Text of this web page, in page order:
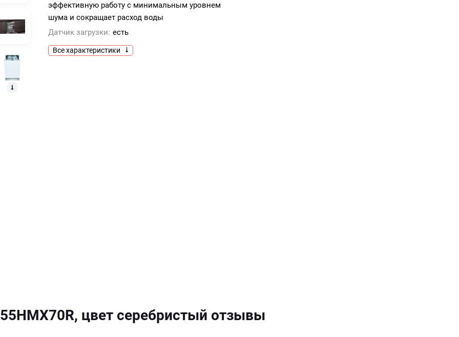
эффективную работу с минимальным уровнем
шума и сокращает расход воды
Датчик загрузки: есть
Все характеристики
цвет серебристый отзывы